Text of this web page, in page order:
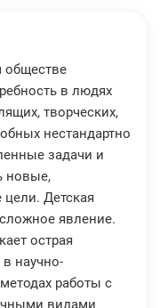
обществе
в людях
творческих,
нестандартно
задачи и
новые,
Детская
явление.
острая
научно-
работы с
видами